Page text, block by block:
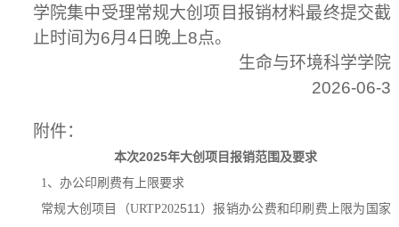
学院集中受理常规大创项目报销材料最终提交截
止时间为6月 4 日晚上8点。
生命与环境科学学院
2026-06-3
附件：
本次2025年大创项目报销范围及要求
1、办公印刷费有上限要求
常规大创项目（URTP202511）报销办公费和印刷费 上限为国家